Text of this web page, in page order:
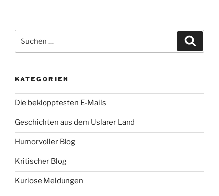
o
o
k
e
nach:
KATEGORIEN
Die beklopptesten E-Mails
Geschichten aus dem Uslarer Land
Humorvoller Blog
Kritischer Blog
Kuriose Meldungen